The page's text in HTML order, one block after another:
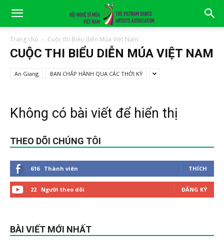
Trang chủ Cuộc thi Biểu diễn Múa Việt Nam
CUỘC THI BIỂU DIỄN MÚA VIỆT NAM
An Giang BAN CHẤP HÀNH QUA CÁC THỜI KỲ
Không có bài viết để hiển thị
THEO DÕI CHÚNG TÔI
616 Thành viên THÍCH
22 Người theo dõi ĐĂNG KÝ
BÀI VIẾT MỚI NHẤT